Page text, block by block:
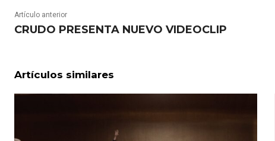
Artículo anterior
CRUDO PRESENTA NUEVO VIDEOCLIP
Artículos similares